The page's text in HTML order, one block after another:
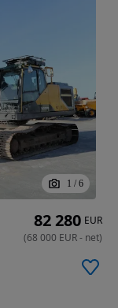
1 / 6
82 280 EUR
(68 000 EUR- net)